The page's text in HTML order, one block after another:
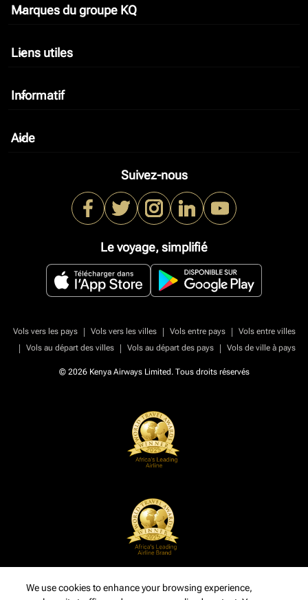
Marques du groupe KQ
keyboard_arrow_down
Liens utiles
keyboard_arrow_down
Informatif
keyboard_arrow_down
Aide
keyboard_arrow_down
Suivez-nous
Le voyage, simplifié
Vols vers les pays | Vols vers les villes | Vols entre pays |
Vols entre villes
|
Vols au départ des villes | Vols au départ des pays | Vols de ville à pays
© 2026 Kenya Airways Limited. Tous droits réservés
We use cookies to enhance your browsing experience,